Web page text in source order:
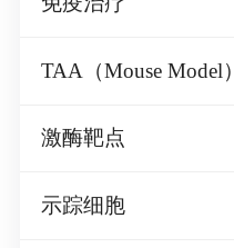
TAA（Mouse Model）
激酶靶点
示踪细胞